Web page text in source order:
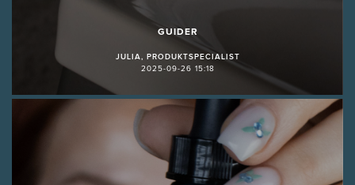
GUIDER
JULIA, PRODUKTSPECIALIST
2025-09-26 15:18